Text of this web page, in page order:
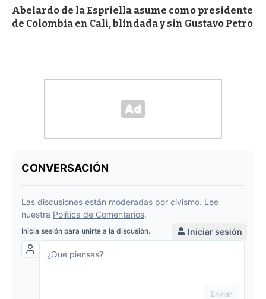
Abelardo de la Espriella asume como presidente
de Colombia en Cali, blindada y sin Gustavo Petro